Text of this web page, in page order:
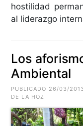
hostilidad
al liderazgo
Los
Ambiental
PUBLICADO 26/03/
DE LA HOZ